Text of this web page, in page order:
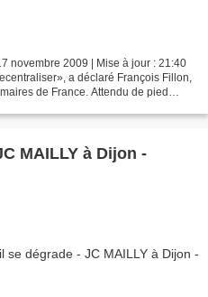
novembre 2009 | Mise à jour : 21:40
a déclaré François Fillon,
de France. Attendu de pied
MAILLY à Dijon -